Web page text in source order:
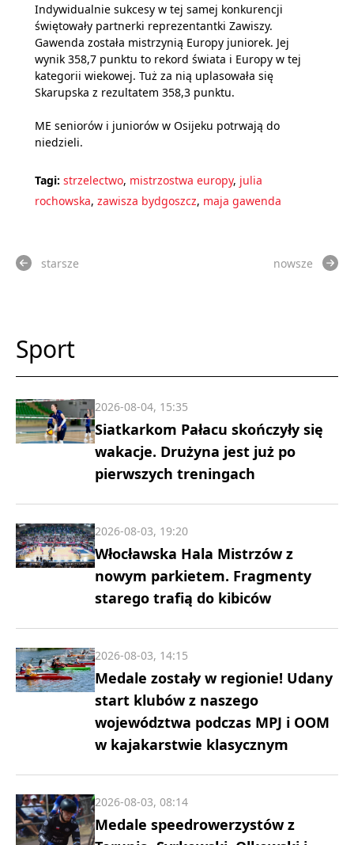
Indywidualnie sukcesy w tej samej konkurencji
świętowały partnerki reprezentantki Zawiszy.
Gawenda została mistrzynią Europy juniorek. Jej
wynik 358,7 punktu to rekord świata i Europy w tej
kategorii wiekowej. Tuż za nią uplasowała się
Skarupska z rezultatem 358,3 punktu.
ME seniorów i juniorów w Osijeku potrwają do
niedzieli.
Tagi: strzelectwo, mistrzostwa europy, julia
rochowska, zawisza bydgoszcz, maja gawenda
starsze nowsze
Sport
Siatkarkom Pałacu skończyły się
wakacje. Drużyna jest już po
pierwszych treningach
2026-08-04, 15:35
Włocławska Hala Mistrzów z
nowym parkietem. Fragmenty
starego trafią do kibiców
2026-08-03, 19:20
Medale zostały w regionie! Udany
start klubów z naszego
województwa podczas MPJ i OOM
w kajakarstwie klasycznym
2026-08-03, 14:15
Medale speedrowerzystów z
2026-08-03, 08:14